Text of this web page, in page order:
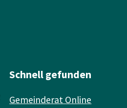
Schnell gefunden
Gemeinderat Online